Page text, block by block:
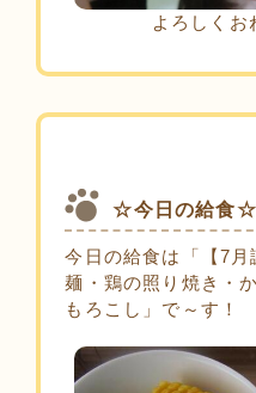
よろしくお
☆今日の給食☆
今日の給食は「【7
麺・鶏の照り焼き・
もろこし」で～す！